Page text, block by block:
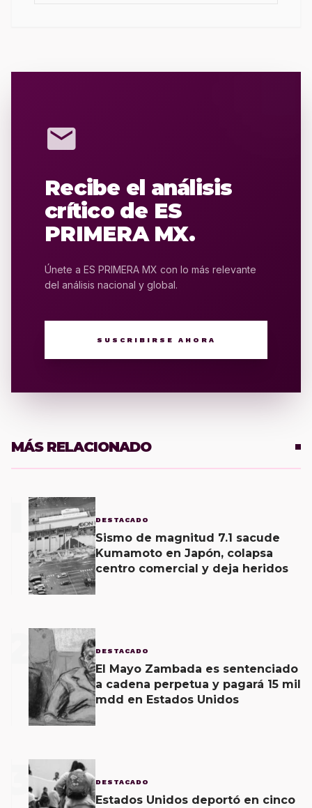
mail
Recibe el análisis
crítico de ES
PRIMERA MX.
Únete a ES PRIMERA MX con lo más relevante
del análisis nacional y global.
SUSCRIBIRSE AHORA
MÁS RELACIONADO
DESTACADO
Sismo de magnitud 7.1 sacude
Kumamoto en Japón, colapsa
centro comercial y deja heridos
2 DESTACADO
El Mayo Zambada es sentenciado
a cadena perpetua y pagará 15 mil
mdd en Estados Unidos
3 DESTACADO
Estados Unidos deportó en cinco